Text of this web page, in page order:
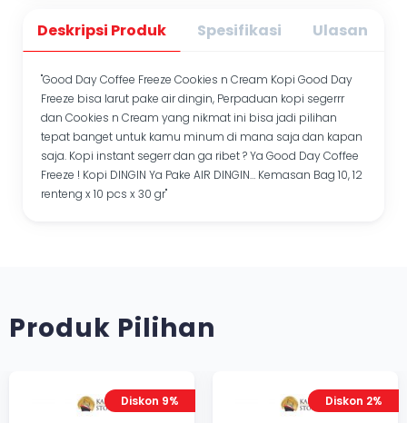
Deskripsi Produk Spesifikasi Ulasan
"Good Day Coffee Freeze Cookies n Cream Kopi Good Day
Freeze bisa larut pake air dingin, Perpaduan kopi segerrr
dan Cookies n Cream yang nikmat ini bisa jadi pilihan
tepat banget untuk kamu minum di mana saja dan kapan
saja. Kopi instant segerr dan ga ribet ? Ya Good Day Coffee
Freeze ! Kopi DINGIN Ya Pake AIR DINGIN… Kemasan Bag 10, 12
renteng x 10 pcs x 30 gr"
Produk Pilihan
Diskon 9% Diskon 2%